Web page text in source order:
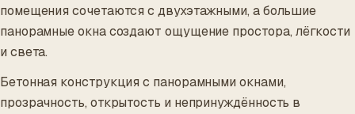
помещения сочетаются с двухэтажными, а большие
панорамные окна создают ощущение простора, лёгкости
и света.
Бетонная конструкция с панорамными окнами,
прозрачность, открытость и непринуждённость в